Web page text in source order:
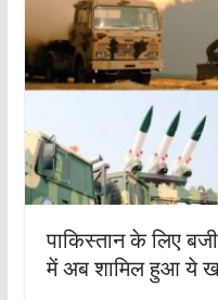
पाकिस्तान के लिए
में अब शामिल हुआ ये